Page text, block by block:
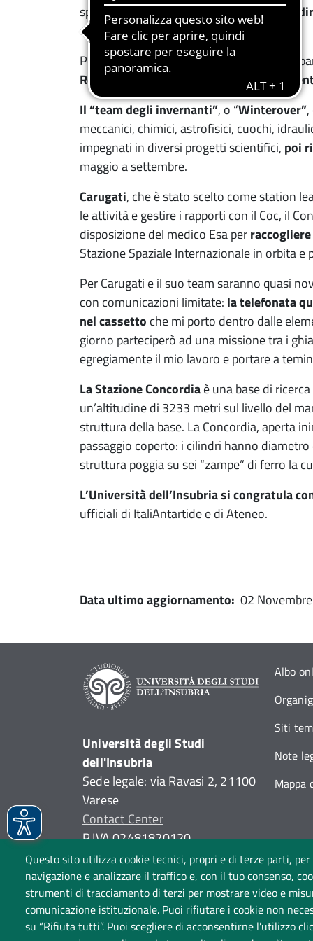
specialistico inScienze Ambientali con
chimiche.
Per prepararsi alla Concordia, Carugati ha
Roma
e Esa Pre Base Data Collection al
Il “team degli invernanti”, o “Winterover”
meccanici, chimici, astrofisici, cuochi,
impegnati in diversi progetti scientifici, poi
maggio a settembre.
Carugati, che è stato scelto come station
le attività e gestire i rapporti con il Coc, il
disposizione del medico Esa per
Stazione Spaziale Internazionale in orbita
Per Carugati e il suo team saranno quasi
con comunicazioni limitate: la telefonata
nel cassetto che mi porto dentro dalle
giorno parteciperò ad una missione tra i
egregiamente il mio lavoro e portare a
La Stazione Concordiaè una base di
un’altitudine di 3233 metri sul livello del
struttura della base. La Concordia, aperta
passaggio coperto: i cilindri hanno
struttura poggia su sei “zampe” di ferro la
L’Università dell’Insubria si congratula
ufficiali di ItaliAntartide e di Ateneo.
Data ultimo aggiornamento: 02
Questo sito utilizza cookie tecnici, propri e di terze parti,
navigazione e analizzare il traffico e, con il tuo consenso,
strumenti di tracciamento di terzi per mostrare video e
comunicazione istituzionale. Puoi rifiutare i cookie non
su “Rifiuta tutti”. Puoi scegliere di acconsentirne l’utilizzo
Università degli Studi
dell'Insubria
Sede legale: via Ravasi 2, 21100
Varese
Contact Center
P.IVA 02481820120
(C.F. 95039180120)
PEC: ateneo@pec.uninsubria.it
(vedi le altre caselle )
Albo
Siti
Note
Mappa